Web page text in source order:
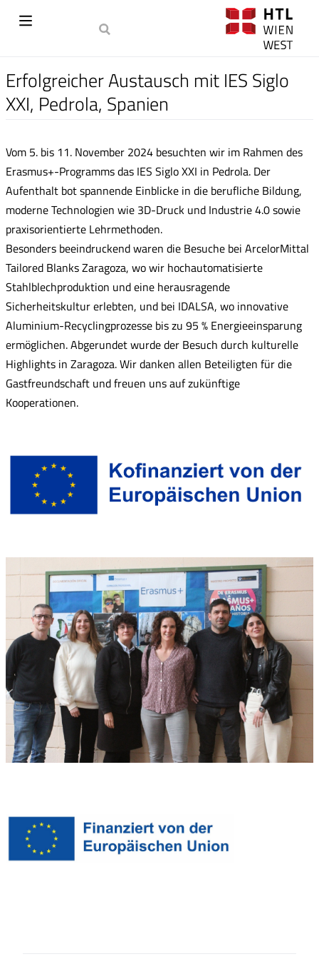
Erfolgreicher Austausch mit IES Siglo
XXI, Pedrola, Spanien
Vom 5. bis 11. November 2024 besuchten wir im Rahmen des
Erasmus+-Programms das IES Siglo XXI in Pedrola. Der
Aufenthalt bot spannende Einblicke in die berufliche Bildung,
moderne Technologien wie 3D-Druck und Industrie 4.0 sowie
praxisorientierte Lehrmethoden.
Besonders beeindruckend waren die Besuche bei ArcelorMittal
Tailored Blanks Zaragoza, wo wir hochautomatisierte
Stahlblechproduktion und eine herausragende
Sicherheitskultur erlebten, und bei IDALSA, wo innovative
Aluminium-Recyclingprozesse bis zu 95 % Energieeinsparung
ermöglichen. Abgerundet wurde der Besuch durch kulturelle
Highlights in Zaragoza. Wir danken allen Beteiligten für die
Gastfreundschaft und freuen uns auf zukünftige
Kooperationen.